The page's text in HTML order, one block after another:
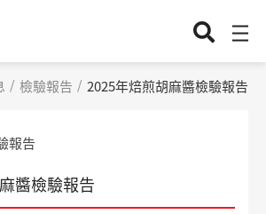
檢驗報告 2025年焙煎胡麻醬檢驗報告
報告
醬檢驗報告